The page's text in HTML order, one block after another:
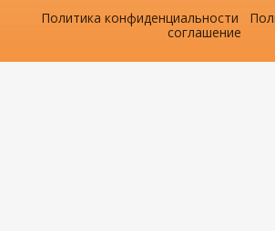
Политика конфиденциальности
соглашение